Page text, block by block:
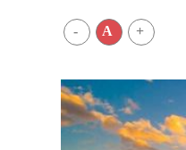
- A +